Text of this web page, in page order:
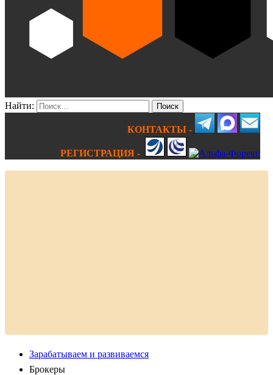
Найти:
КОНТАКТЫ -
РЕГИСТРАЦИЯ -
Зарабатываем и развиваемся
Брокеры